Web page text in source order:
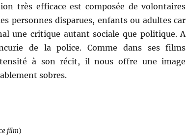
très efficace est composée de volontaires
personnes disparues, enfants ou adultes car
une critique autant sociale que politique. A
de la police. Comme dans ses films
à son récit, il nous offre une image
sobres.
film)